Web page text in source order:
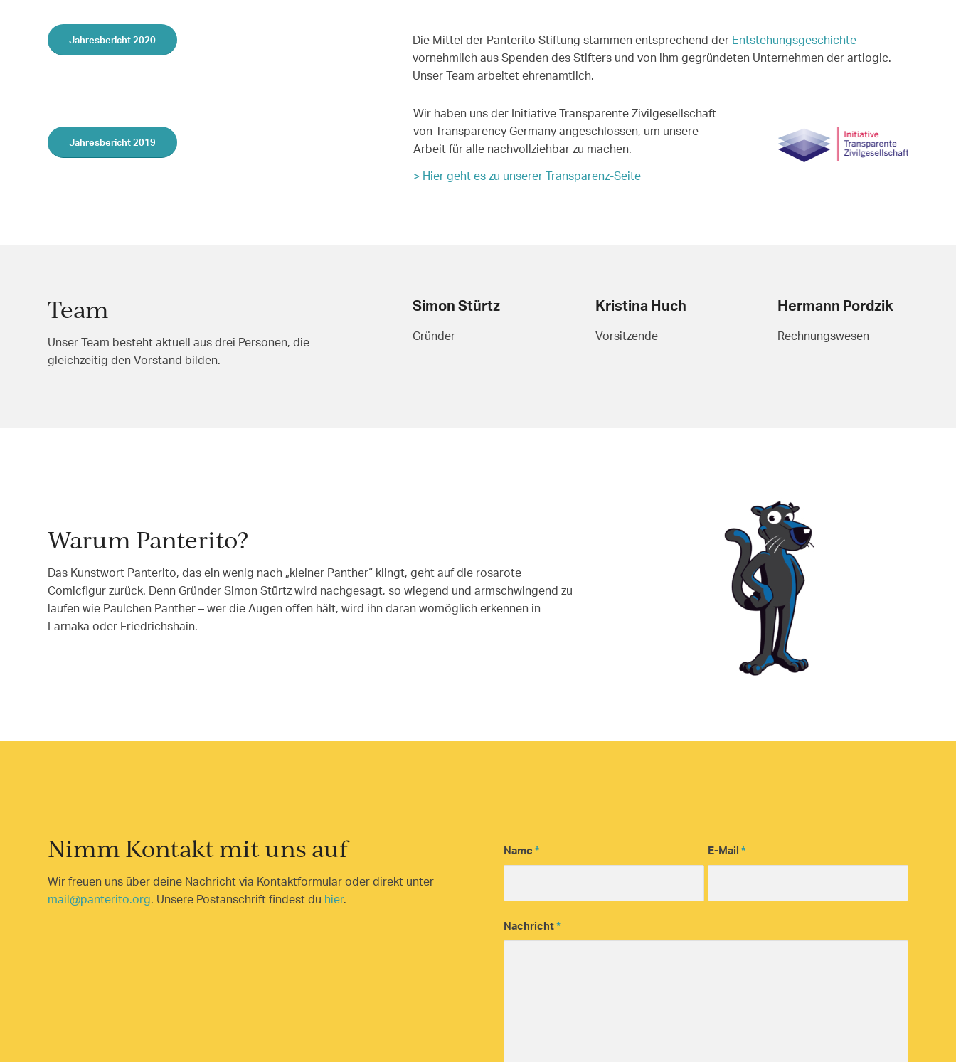
Jahresbericht 2020 Die Mittel der Panterito Stiftung stammen entsprechend der Entstehungsgeschichte
vornehmlich aus Spenden des Stifters und von ihm gegründeten Unternehmen der artlogic.
Unser Team arbeitet ehrenamtlich.
Jahresbericht 2019
Wir haben uns der Initiative Transparente Zivilgesellschaft
von Transparency Germany angeschlossen, um unsere
Arbeit für alle nachvollziehbar zu machen.
> Hier geht es zu unserer Transparenz-Seite
Team
Unser Team besteht aktuell aus drei Personen, die
gleichzeitig den Vorstand bilden.
Simon Stürtz
Gründer
Kristina Huch
Vorsitzende
Hermann Pordzik
Rechnungswesen
Warum Panterito?
Das Kunstwort Panterito, das ein wenig nach „kleiner Panther“ klingt, geht auf die rosarote
Comicfigur zurück. Denn Gründer Simon Stürtz wird nachgesagt, so wiegend und armschwingend zu
laufen wie Paulchen Panther – wer die Augen offen hält, wird ihn daran womöglich erkennen in
Larnaka oder Friedrichshain.
Nimm Kontakt mit uns auf
Wir freuen uns über deine Nachricht via Kontaktformular oder direkt unter
mail@panterito.org. Unsere Postanschrift findest du hier.
Name* E-Mail*
Nachricht*